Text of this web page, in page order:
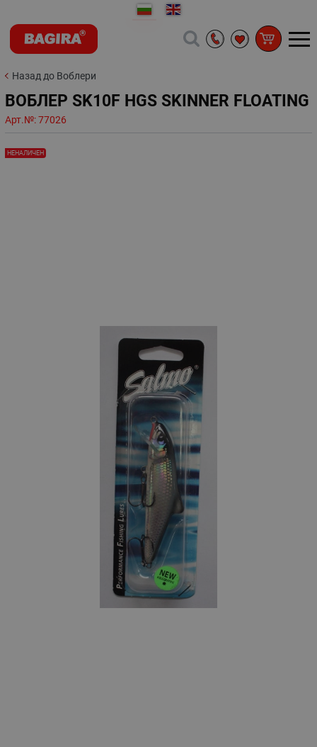
Назад до Воблери
ВОБЛЕР SK10F HGS SKINNER FLOATING
Арт.№:77026
НЕНАЛИЧЕН